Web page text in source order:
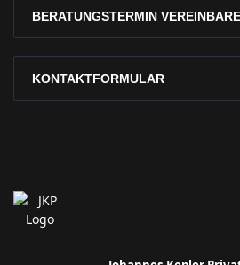
BERATUNGSTERMIN
KONTAKTFORMULAR